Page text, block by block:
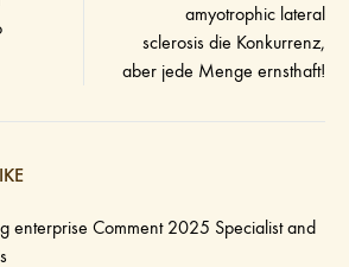
amyotrophic lateral
sclerosis die Konkurrenz,
aber jede Menge ernsthaft!
enterprise Comment 2025 Specialist and